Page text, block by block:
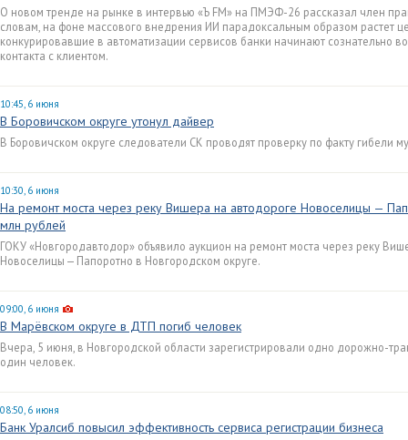
О новом тренде на рынке в интервью «Ъ FM» на ПМЭФ-26 рассказал член
словам, на фоне массового внедрения ИИ парадоксальным образом растет
конкурировавшие в автоматизации сервисов банки начинают сознательно
контакта с клиентом.
10:45, 6 июня
В Боровичском округе утонул дайвер
В Боровичском округе следователи СК проводят проверку по факту гибели
10:30, 6 июня
На ремонт моста через реку Вишера на автодороге Новоселицы —
млн рублей
ГОКУ «Новгородавтодор» объявило аукцион на ремонт моста через реку
Новоселицы — Папоротно в Новгородском округе.
09:00, 6 июня
В Марёвском округе в ДТП погиб человек
Вчера, 5 июня, в Новгородской области зарегистрировали одно дорожно-
один человек.
08:50, 6 июня
Банк Уралсиб повысил эффективность сервиса регистрации бизнеса